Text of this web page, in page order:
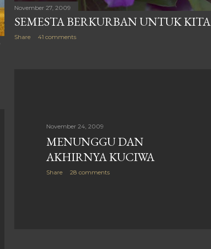
November 27, 2009
SEMESTA BERKURBAN UNTUK KITA
Share 41 comments
November 24, 2009
MENUNGGU DAN
AKHIRNYA KUCIWA
Share 28 comments